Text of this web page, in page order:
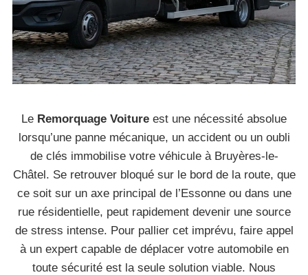
Le Remorquage Voiture est une nécessité absolue
lorsqu’une panne mécanique, un accident ou un oubli
de clés immobilise votre véhicule à Bruyères-le-
Châtel. Se retrouver bloqué sur le bord de la route, que
ce soit sur un axe principal de l’Essonne ou dans une
rue résidentielle, peut rapidement devenir une source
de stress intense. Pour pallier cet imprévu, faire appel
à un expert capable de déplacer votre automobile en
toute sécurité est la seule solution viable. Nous